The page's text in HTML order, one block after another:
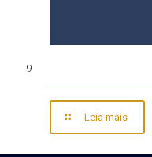
9
Leia mais